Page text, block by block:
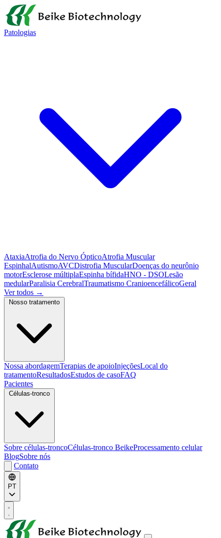
Patologias
AtaxiaAtrofia do Nervo ÓpticoAtrofia Muscular
EspinhalAutismoAVCDistrofia MuscularDoenças do neurônio
motorEsclerose múltiplaEspinha bífidaHNO - DSOLesão
medularParalisia CerebralTraumatismo CranioencefálicoGeral
Ver todos →
Nossa abordagemTerapias de apoioInjeçõesLocal do
tratamentoResultadosEstudos de casoFAQ
Pacientes
Sobre células-troncoCélulas-tronco BeikeProcessamento celular
BlogSobre nós
Contato
PT